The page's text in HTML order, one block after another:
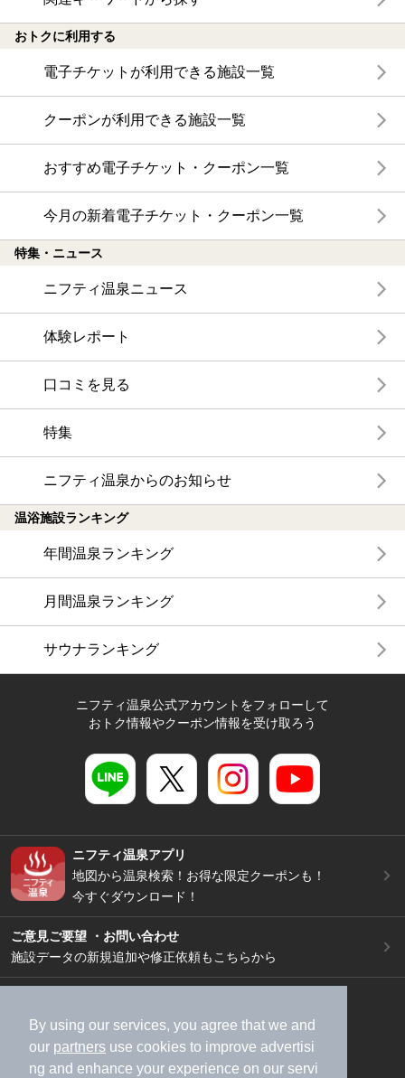
By using our services, you agree that we and
our partners use cookies to improve advertisi
ng and enhance your experience on our servi
おトクに利用する
電子チケットが利用できる施設一覧
クーポンが利用できる施設一覧
おすすめ電子チケット・クーポン一覧
今月の新着電子チケット・クーポン一覧
特集・ニュース
ニフティ温泉ニュース
体験レポート
口コミを見る
特集
ニフティ温泉からのお知らせ
温浴施設ランキング
年間温泉ランキング
月間温泉ランキング
サウナランキング
ニフティ温泉公式アカウントをフォローして
おトク情報やクーポン情報を受け取ろう
ニフティ温泉アプリ
地図から温泉検索！お得な限定クーポンも！
今すぐダウンロード！
ご意見ご要望 ・お問い合わせ
施設データの新規追加や修正依頼もこちらから
加盟店募集（資料請求）
広告出稿のご案内
利用規約
ライフスタイルMEMBERS+規約
特定商取引法に基づく表記
ヘルプ 採用情報